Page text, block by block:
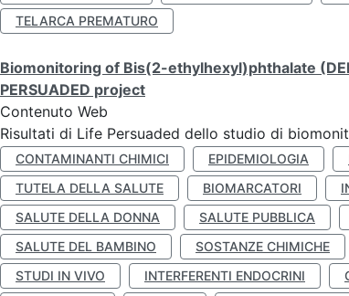
TELARCA PREMATURO
Biomonitoring of Bis(2-ethylhexyl)phthalate
PERSUADED project
Contenuto Web
Risultati di Life Persuaded dello studio di
CONTAMINANTI CHIMICI EPIDEMIOLOGIA
TUTELA DELLA SALUTE
BIOMARCATORI
SALUTE DELLA DONNA
SALUTE PUBBLICA
SALUTE DEL BAMBINO
SOSTANZE CHIMICHE
STUDI IN VIVO
INTERFERENTI ENDOCRINI